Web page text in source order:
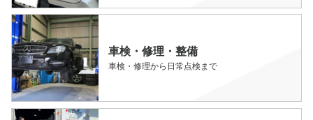
車検・修理・整備
車検・修理から日常点検まで